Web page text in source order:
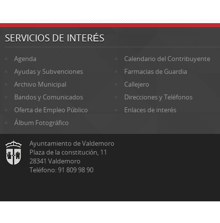
SERVICIOS DE INTERÉS
Agenda
Calendario del Contribuyente
Ayudas y Subvenciones
Farmacias de Guardia
Archivo Municipal
Callejero
Bandos y Comunicados
Direcciones y Teléfonos
Oferta de Empleo Público
Enlaces de interés
Álbum Fotográfico
Ayuntamiento de Valdemoro
Plaza de la constitución, 11
28341 Valdemoro
Teléfono: 91 809 98 90